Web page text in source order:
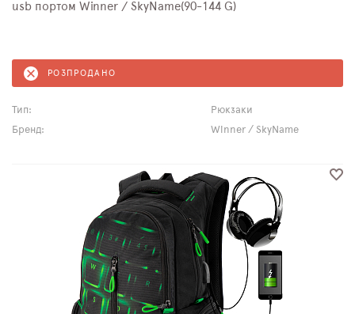
usb портом Winner / SkyName(90-144 G)
РОЗПРОДАНО
Тип:
Рюкзаки
Бренд:
Winner / SkyName